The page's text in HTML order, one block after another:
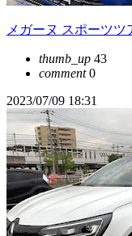
メガーヌ スポーツツ
thumb_up 43
comment0
2023/07/09 18:31